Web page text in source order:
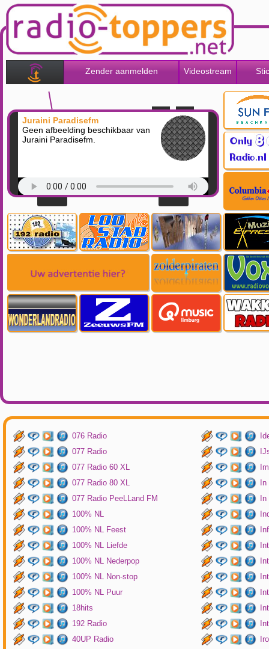
Zender aanmelden Videostream
Juraini Paradisefm
Geen afbeelding beschikbaar van
Juraini Paradisefm.
076 Radio
077 Radio
077 Radio 60 XL
077 Radio 80 XL
077 Radio PeeLLand FM
100% NL
100% NL Feest
100% NL Liefde
100% NL Nederpop
100% NL Non-stop
100% NL Puur
18hits
192 Radio
40UP Radio